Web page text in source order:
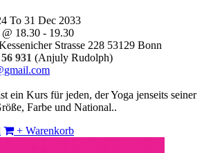
To 31 Dec 2033
@ 18.30 - 19.30
Strasse 228 53129 Bonn
931 (Anjuly Rudolph)
ein Kurs für jeden, der Yoga jenseits seiner
Farbe und National..
+ Warenkorb